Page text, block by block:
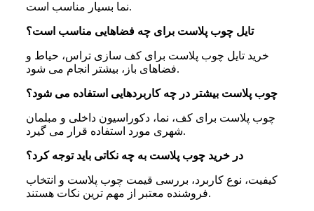
نما بسیار مناسب است.
تایل چوب پلاست برای چه فضاهایی مناسب است؟
خرید تایل چوب پلاست برای کف سازی تراس، حیاط و
فضاهای باز، بیشتر انجام می شود.
چوب پلاست بیشتر در چه کاربردهایی استفاده می‌ شود؟
چوب پلاست برای کف، نما، دکوراسیون داخلی و مبلمان
شهری مورد استفاده قرار می گیرد.
در خرید چوب پلاست به چه نکاتی باید توجه کرد؟
کیفیت، نوع کاربرد، بررسی قیمت چوب پلاست و انتخاب
فروشنده معتبر از مهم ترین نکات هستند.